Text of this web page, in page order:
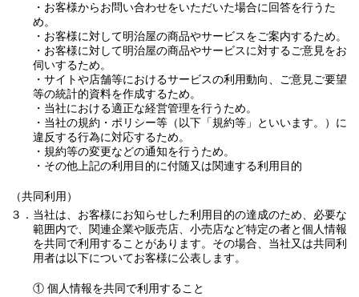
・お客様からお問い合わせをいただいた場合に回答を行うた
め。
・お客様に対して明治屋の商品やサービスをご案内するため。
・お客様に対して明治屋の商品やサービスに対するご意見をお
伺いするため。
・サイトや店舗等におけるサービスの利用動向、ご意見ご要望
等の統計的資料を作成するため。
・当社における適正な経営管理を行うため。
・当社の規約・ポリシー等（以下「規約等」といいます。）に
違反する行為に対応するため。
・規約等の変更などの通知を行うため。
・その他上記の利用目的に付随又は関連する利用目的
（共同利用）
３．当社は、お客様にお知らせした利用目的の達成のため、必要な
範囲内で、関連企業や販売店、小売店など特定の者と個人情報
を共同で利用することがあります。その場合、当社又は共同利
用者は以下についてお客様に公表します。
① 個人情報を共同で利用すること